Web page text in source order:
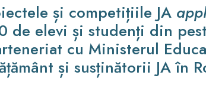
și competițiile JA
de elevi și studenți din
cu Ministerul
și susținătorii JA în